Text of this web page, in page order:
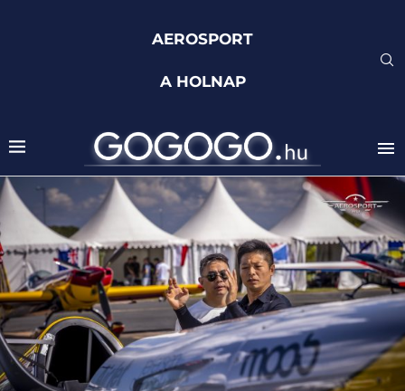
AEROSPORT
A HOLNAP